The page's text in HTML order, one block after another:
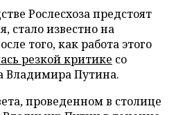
Рослесхоза предстоят
стало известно на
того, как работа этого
резкой критике со
Владимира Путина.
проведенном в столице